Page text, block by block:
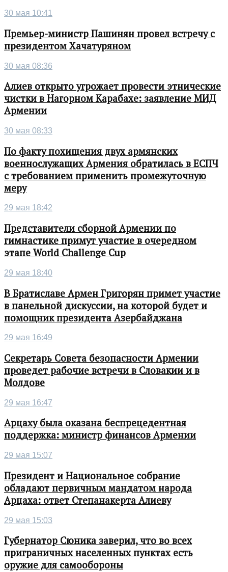
30 мая 10:41
Премьер-министр Пашинян провел встречу с
президентом Хачатуряном
30 мая 08:36
Алиев открыто угрожает провести этнические
чистки в Нагорном Карабахе: заявление МИД
Армении
30 мая 08:33
По факту похищения двух армянских
военнослужащих Армения обратилась в ЕСПЧ
с требованием применить промежуточную
меру
29 мая 18:42
Представители сборной Армении по
гимнастике примут участие в очередном
этапе World Challenge Cup
29 мая 18:40
В Братиславе Армен Григорян примет участие
в панельной дискуссии, на которой будет и
помощник президента Азербайджана
29 мая 16:49
Секретарь Совета безопасности Армении
проведет рабочие встречи в Словакии и в
Молдове
29 мая 16:47
Арцаху была оказана беспрецедентная
поддержка: министр финансов Армении
29 мая 15:07
Президент и Национальное собрание
обладают первичным мандатом народа
Арцаха: ответ Степанакерта Алиеву
29 мая 15:03
Губернатор Сюника заверил, что во всех
приграничных населенных пунктах есть
оружие для самообороны